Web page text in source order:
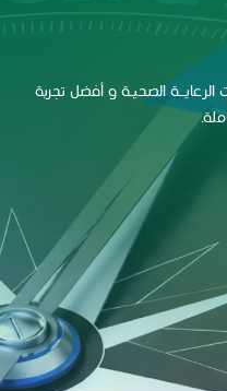
الصحيـة و أفضل تجربة